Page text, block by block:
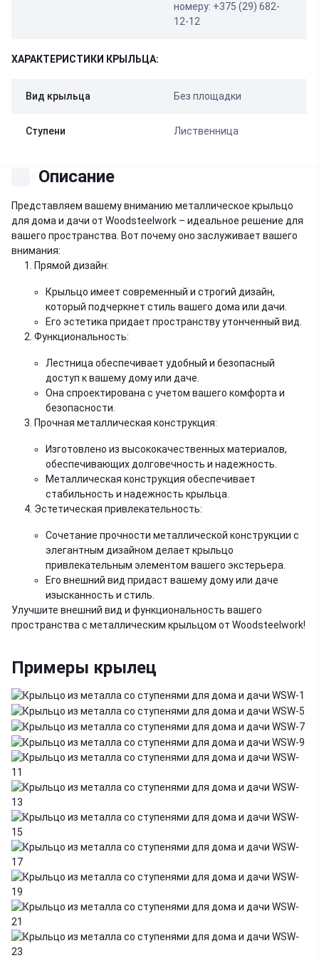
номеру: +375 (29) 682-
12-12
ХАРАКТЕРИСТИКИ КРЫЛЬЦА:
Вид крыльца Без площадки
Ступени Лиственница
Описание
Представляем вашему вниманию металлическое крыльцо
для дома и дачи от Woodsteelwork – идеальное решение для
вашего пространства. Вот почему оно заслуживает вашего
внимания:
Прямой дизайн:
Крыльцо имеет современный и строгий дизайн,
который подчеркнет стиль вашего дома или дачи.
Его эстетика придает пространству утонченный вид.
Функциональность:
Лестница обеспечивает удобный и безопасный
доступ к вашему дому или даче.
Она спроектирована с учетом вашего комфорта и
безопасности.
Прочная металлическая конструкция:
Изготовлено из высококачественных материалов,
обеспечивающих долговечность и надежность.
Металлическая конструкция обеспечивает
стабильность и надежность крыльца.
Эстетическая привлекательность:
Сочетание прочности металлической конструкции с
элегантным дизайном делает крыльцо
привлекательным элементом вашего экстерьера.
Его внешний вид придаст вашему дому или даче
изысканность и стиль.
Улучшите внешний вид и функциональность вашего
пространства с металлическим крыльцом от Woodsteelwork!
Примеры крылец